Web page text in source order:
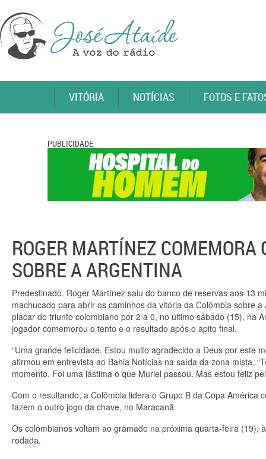
VITÓRIA NOTÍCIAS FOTOS E
PUBLICIDADE
ROGER MARTÍNEZ
SOBRE A ARGENTINA
Predestinado. Roger Martínez saiu do banco de reservas aos 13
machucado para abrir os caminhos da vitória da Colômbia sobre
placar do triunfo colombiano por 2 a 0, no último sábado (15), na
jogador comemorou o tento e o resultado após o apito final.
“Uma grande felicidade. Estou muito agradecido a Deus por este
afirmou em entrevista ao Bahia Notícias na saída da zona mista.
momento. Foi uma lástima o que Muriel passou. Mas estou feliz
Com o resultando, a Colômbia lidera o Grupo B da Copa
fazem o outro jogo da chave, no Maracanã.
Os colombianos voltam ao gramado na próxima quarta-feira
rodada.